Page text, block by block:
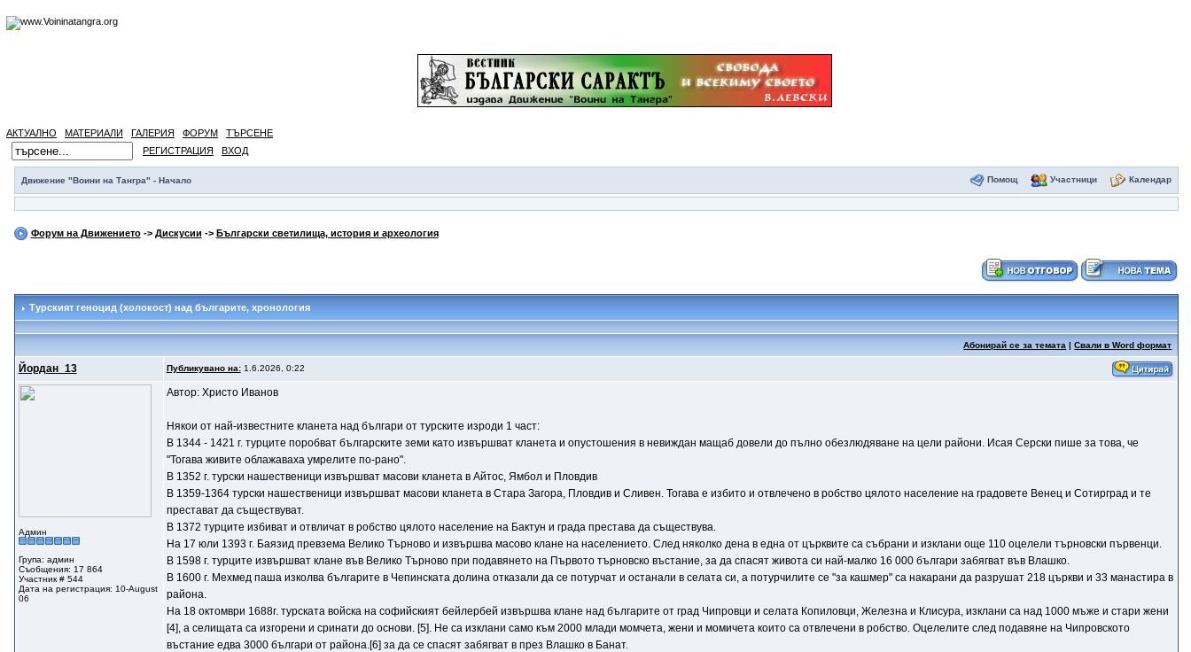
АКТУАЛНО МАТЕРИАЛИ ГАЛЕРИЯ ФОРУМ
ТЪРСЕНЕ
РЕГИСТРАЦИЯ
ВХОД
Движение "Воини на Тангра" - Начало Помощ Участници Календар
Форум на Движението-> Дискусии -> Български светилища, история и археология
Турският геноцид (холокост) над българите, хронология
Абонирай се за темата |Свали в Word формат
Йордан_13 Публикувано на:1.6.2026, 0:22
Админ
Група: админ
Съобщения: 17 864
Участник # 544
Дата на регистрация: 10-August
06
Автор: Христо Иванов
Някои от най-известните кланета над българи от турските изроди 1 част:
В 1344 - 1421 г. турците поробват българските земи като извършват кланета и опустошения в невиждан мащаб довели до пълно обезлюдяване на цели райони. Исая Серски пише за това, че
"Тогава живите облажаваха умрелите по-рано".
В 1352 г. турски нашественици извършват масови кланета в Айтос, Ямбол и Пловдив
В 1359-1364 турски нашественици извършват масови кланета в Стара Загора, Пловдив и Сливен. Тогава е избито и отвлечено в робство цялото население на градовете Венец и Сотирград и те
престават да съществуват.
В 1372 турците избиват и отвличат в робство цялото население на Бактун и града престава да съществува.
На 17 юли 1393 г. Баязид превзема Велико Търново и извършва масово клане на населението. След няколко дена в една от църквите са събрани и изклани още 110 оцелели търновски първенци.
В 1598 г. турците извършват клане във Велико Търново при подавянето на Първото търновско въстание, за да спасят живота си най-малко 16 000 българи забягват във Влашко.
В 1600 г. Мехмед паша изколва българите в Чепинската долина отказали да се потурчат и останали в селата си, а потурчилите се "за кашмер" са накарани да разрушат 218 църкви и 33 манастира в
района.
На 18 октомври 1688г. турската войска на софийският бейлербей извършва клане над българите от град Чипровци и селата Копиловци, Железна и Клисура, изклани са над 1000 мъже и стари жени
[4], а селищата са изгорени и сринати до основи. [5]. Не са изклани само към 2000 млади момчета, жени и момичета които са отвлечени в робство. Оцелелите след подавяне на Чипровското
въстание едва 3000 българи от района.[6] за да се спасят забягват в през Влашко в Банат.